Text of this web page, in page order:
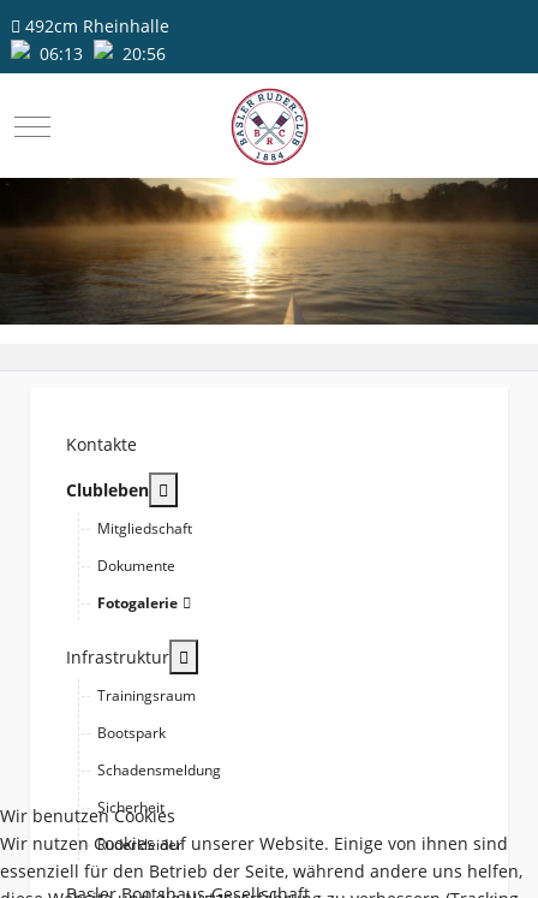
492cm Rheinhalle
06:13
20:56
Mobile Menu Toggle
Kontakte
Clubleben
Mitgliedschaft
Dokumente
Fotogalerie
Infrastruktur
Trainingsraum
Bootspark
Schadensmeldung
Sicherheit
Ruderkleider
Wir benutzen Cookies
Wir nutzen Cookies auf unserer Website. Einige von ihnen sind
essenziell für den Betrieb der Seite, während andere uns helfen,